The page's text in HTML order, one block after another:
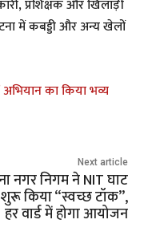
प्रशिक्षक और खिलाड़ी
में कबड्डी और अन्य खेलों
अभियान का किया भव्य
Next article
नगर निगम ने NIT घाट
किया “स्वच्छ टॉक”,
हर वार्ड में होगा आयोजन